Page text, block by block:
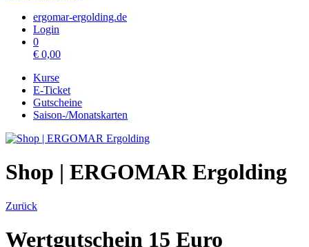
ergomar-ergolding.de
Login
0
€ 0,00
Kurse
E-Ticket
Gutscheine
Saison-/Monatskarten
Shop | ERGOMAR Ergolding
Zurück
Wertgutschein 15 Euro